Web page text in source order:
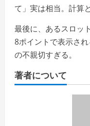
て」実は相当。計算
最後に、あるスロッ
8ポイントで表示さ
の不親切すぎる。
著者について